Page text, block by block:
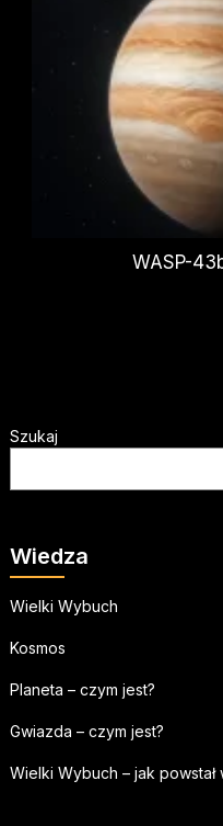
WASP-
Szukaj
Wiedza
Wielki Wybuch
Kosmos
Planeta – czym jest?
Gwiazda – czym jest?
Wielki Wybuch – jak powstał